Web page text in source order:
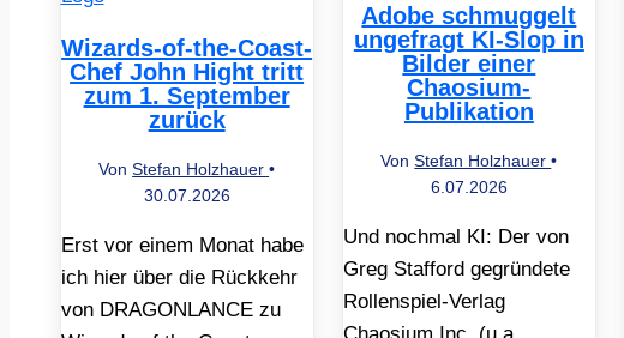
Wizards-of-the-Coast-
Chef John Hight tritt
zum 1. September
zurück
VonStefan Holzhauer•
30.07.2026
Erst vor einem Monat habe
ich hier über die Rückkehr
von DRAGONLANCE zu
Adobe schmuggelt
ungefragt KI-Slop in
Bilder einer
Chaosium-
Publikation
VonStefan Holzhauer•
6.07.2026
Und nochmal KI: Der von
Greg Stafford gegründete
Rollenspiel-Verlag
Chaosium Inc. (u.a.